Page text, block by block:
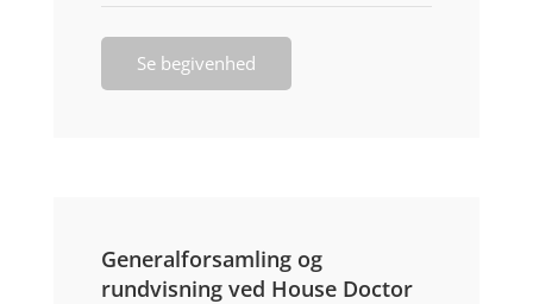
Se begivenhed
Generalforsamling og
rundvisning ved House Doctor